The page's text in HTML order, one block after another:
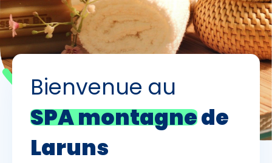
Skieurs
Adultes - +
Enfants
- de 17 ans -
Etudiants - +
Bienvenue au
SPA montagnede
Laruns